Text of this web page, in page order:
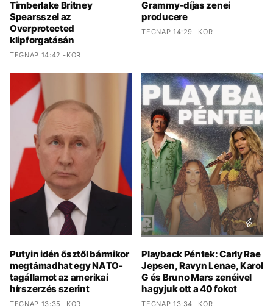
Timberlake Britney
Spearsszel az
Overprotected
klipforgatásán
TEGNAP 14:42 -KOR
Grammy-díjas zenei
producere
TEGNAP 14:29 -KOR
Putyin idén ősztől bármikor
megtámadhat egy NATO-
tagállamot az amerikai
hírszerzés szerint
TEGNAP 13:35 -KOR
Playback Péntek: Carly Rae
Jepsen, Ravyn Lenae, Karol
G és Bruno Mars zenéivel
hagyjuk ott a 40 fokot
TEGNAP 13:34 -KOR